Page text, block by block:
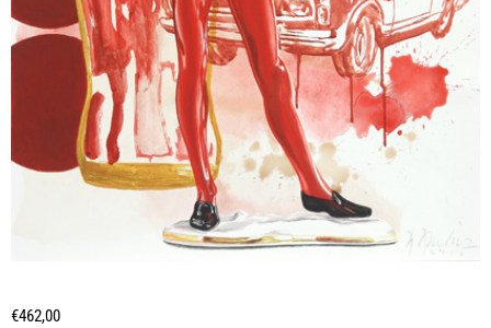
€462,00